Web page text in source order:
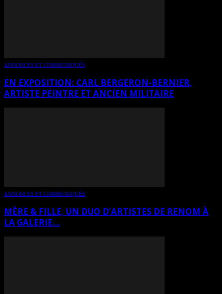
ANNONCES ET COMMUNIQUÉS
EN EXPOSITION: CARL BERGERON-BERNIER,
ARTISTE PEINTRE ET ANCIEN MILITAIRE
ANNONCES ET COMMUNIQUÉS
MÈRE & FILLE, UN DUO D’ARTISTES DE RENOM À
LA GALERIE...